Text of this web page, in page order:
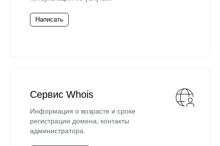
Написать
Сервис Whois
Информация о возрасте и сроке
регистрации домена, контакты
администратора.